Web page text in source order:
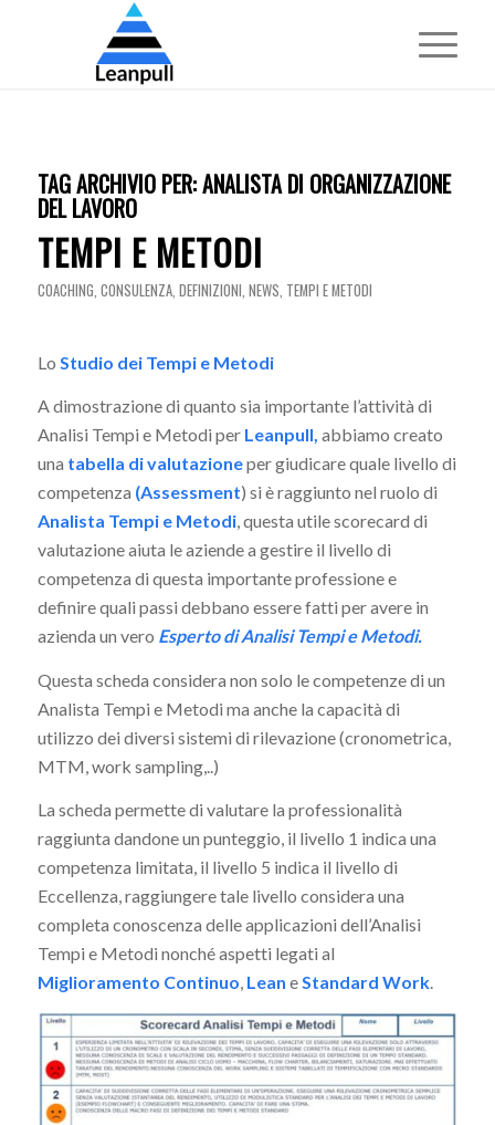
TAG ARCHIVIO PER:ANALISTA DI ORGANIZZAZIONE
DEL LAVORO
TEMPI E METODI
COACHING, CONSULENZA, DEFINIZIONI, NEWS, TEMPI E METODI
Lo Studio dei Tempi e Metodi
A dimostrazione di quanto sia importante l’attività di
Analisi Tempi e Metodi per Leanpull, abbiamo creato
una tabella di valutazioneper giudicare quale livello di
competenza (Assessment) si è raggiunto nel ruolo di
Analista Tempi e Metodi, questa utile scorecard di
valutazione aiuta le aziende a gestire il livello di
competenza di questa importante professione e
definire quali passi debbano essere fatti per avere in
azienda un vero Esperto di Analisi Tempi e Metodi.
Questa scheda considera non solo le competenze di un
Analista Tempi e Metodi ma anche la capacità di
utilizzo dei diversi sistemi di rilevazione (cronometrica,
MTM, work sampling,..)
La scheda permette di valutare la professionalità
raggiunta dandone un punteggio, il livello 1 indica una
competenza limitata, il livello 5 indica il livello di
Eccellenza, raggiungere tale livello considera una
completa conoscenza delle applicazioni dell’Analisi
Tempi e Metodi nonché aspetti legati al
Miglioramento Continuo, Lean eStandard Work.